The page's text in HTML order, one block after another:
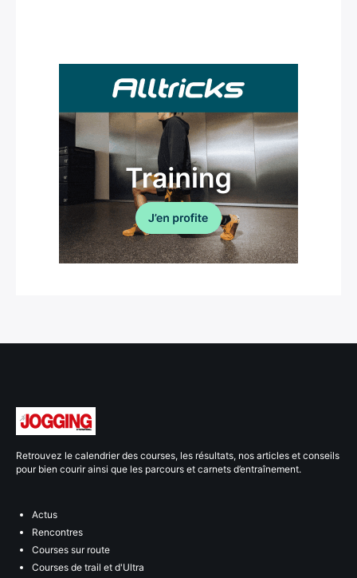
Retrouvez le calendrier des courses, les résultats, nos articles et conseils
pour bien courir ainsi que les parcours et carnets d’entraînement.
Actus
Rencontres
Courses sur route
Courses de trail et d'Ultra